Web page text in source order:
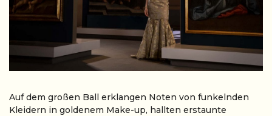
Auf dem großen Ball erklangen Noten von funkelnden
Kleidern in goldenem Make-up, hallten erstaunte